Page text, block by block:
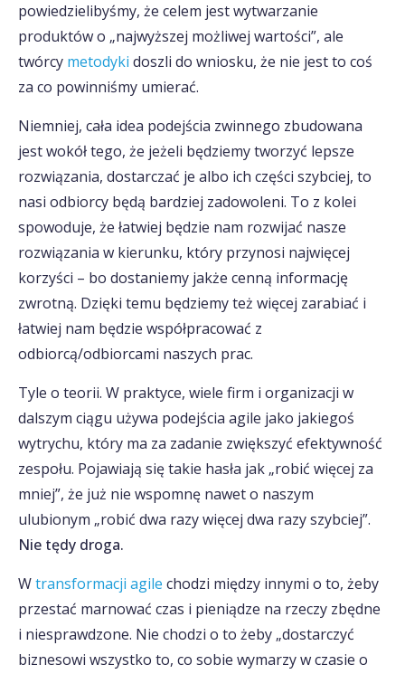
powiedzielibyśmy, że celem jest wytwarzanie
produktów o „najwyższej możliwej wartości”, ale
twórcy metodyki doszli do wniosku, że nie jest to coś
za co powinniśmy umierać.
Niemniej, cała idea podejścia zwinnego zbudowana
jest wokół tego, że jeżeli będziemy tworzyć lepsze
rozwiązania, dostarczać je albo ich części szybciej, to
nasi odbiorcy będą bardziej zadowoleni. To z kolei
spowoduje, że łatwiej będzie nam rozwijać nasze
rozwiązania w kierunku, który przynosi najwięcej
korzyści – bo dostaniemy jakże cenną informację
zwrotną. Dzięki temu będziemy też więcej zarabiać i
łatwiej nam będzie współpracować z
odbiorcą/odbiorcami naszych prac.
Tyle o teorii. W praktyce, wiele firm i organizacji w
dalszym ciągu używa podejścia agile jako jakiegoś
wytrychu, który ma za zadanie zwiększyć efektywność
zespołu. Pojawiają się takie hasła jak „robić więcej za
mniej”, że już nie wspomnę nawet o naszym
ulubionym „robić dwa razy więcej dwa razy szybciej”.
Nie tędy droga.
Wtransformacji agile chodzi między innymi o to, żeby
przestać marnować czas i pieniądze na rzeczy zbędne
i niesprawdzone. Nie chodzi o to żeby „dostarczyć
biznesowi wszystko to, co sobie wymarzy w czasie o